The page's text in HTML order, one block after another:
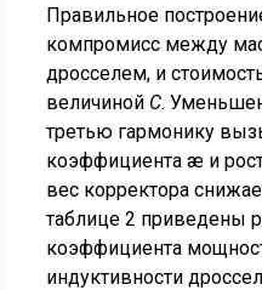
Правильное
компромисс между
дросселем, и
величиной С.
третью гармонику
коэффициента æ и
вес корректора
таблице 2 приведены
коэффициента
индуктивности